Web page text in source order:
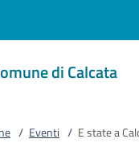
di Calcata
/ Eventi / E state a